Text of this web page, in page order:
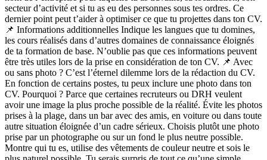
secteur d’activité et si tu as eu des personnes sous tes ordres. Ce
dernier point peut t’aider à optimiser ce que tu projettes dans ton CV.
📌 Informations additionnelles Indique les langues que tu domines,
les cours réalisés dans d’autres domaines de connaissance éloignés
de ta formation de base. N’oublie pas que ces informations peuvent
être très utiles lors de la prise en considération de ton CV. 📌 Avec
ou sans photo ? C’est l’éternel dilemme lors de la rédaction du CV.
En fonction de certains postes, tu peux inclure une photo dans ton
CV. Pourquoi ? Parce que certaines recruteurs ou DRH veulent
avoir une image la plus proche possible de la réalité. Évite les photos
prises à la plage, dans un bar avec des amis, en voiture ou dans toute
autre situation éloignée d’un cadre sérieux. Choisis plutôt une photo
prise par un photographe ou sur un fond le plus neutre possible.
Montre qui tu es, utilise des vêtements de couleur neutre et sois le